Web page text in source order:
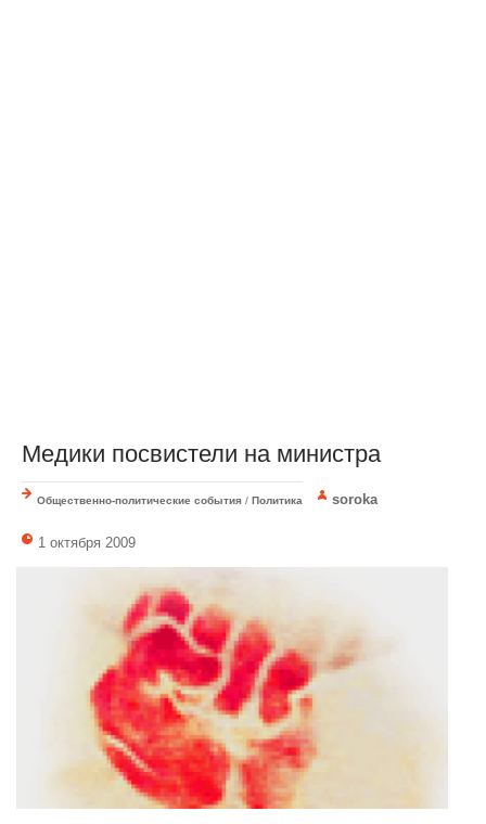
Медики посвистели на министра
Общественно-политические события / Политика soroka
1 октября 2009